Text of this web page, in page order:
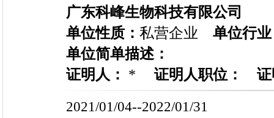
广东科峰生物科技有限公司
单位性质： 私营企业 单位行
单位简单描述：
证明人： * 证明人职位：
2021/01/04--2022/01/31